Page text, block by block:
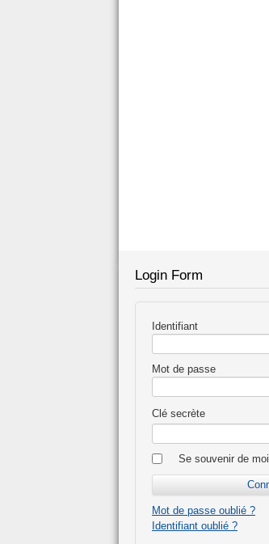
Login Form
Identifiant
Mot de passe
Clé secrète
Se souvenir de moi
Mot de passe oublié ?
Identifiant oublié ?